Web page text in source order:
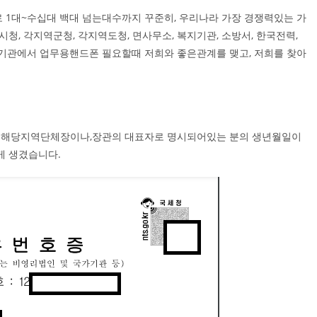
대~수십대 백대 넘는대수까지 꾸준히, 우리나라 가장 경쟁력있는 가
, 각지역군청, 각지역도청, 면사무소, 복지기관, 소방서, 한국전력,
에서 업무용핸드폰 필요할때 저희와 좋은관계를 맺고, 저희를 찾아
당지역단체장이나,장관의 대표자로 명시되어있는 분의 생년월일이
생겼습니다.